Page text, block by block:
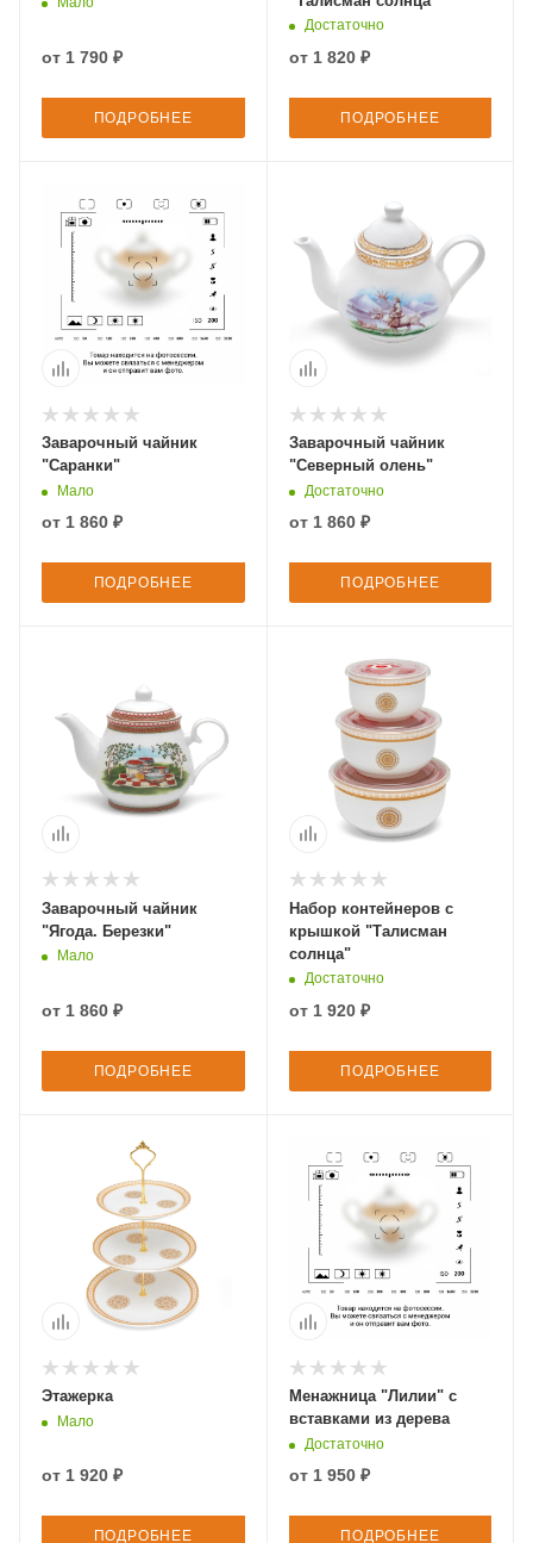
от 1 790 ₽
ПОДРОБНЕЕ
Достаточно
от 1 820 ₽
ПОДРОБНЕЕ
Заварочный чайник
"Саранки"
Мало
от 1 860 ₽
ПОДРОБНЕЕ
Заварочный чайник
"Северный олень"
Достаточно
от 1 860 ₽
ПОДРОБНЕЕ
Заварочный чайник
"Ягода. Березки"
Мало
от 1 860 ₽
ПОДРОБНЕЕ
Набор контейнеров с
крышкой "Талисман
солнца"
Достаточно
от 1 920 ₽
ПОДРОБНЕЕ
Этажерка
Мало
от 1 920 ₽
ПОДРОБНЕЕ
Менажница "Лилии" с
вставками из дерева
Достаточно
от 1 950 ₽
ПОДРОБНЕЕ